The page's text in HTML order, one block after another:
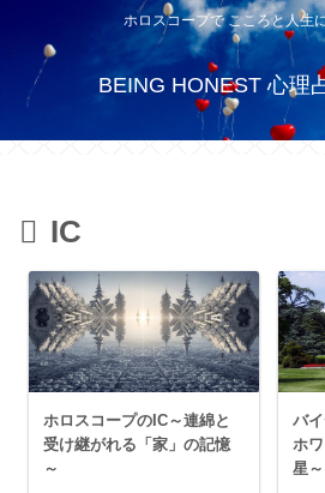
ホロスコープで こころと人生
BEING HONEST 心理
IC
ホロスコープのIC～連綿と
受け継がれる「家」の記憶
～
バ
ホ
星～